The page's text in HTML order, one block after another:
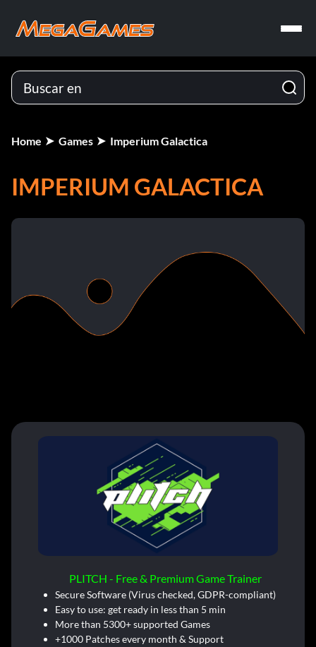
Home Games Imperium Galactica
IMPERIUM GALACTICA
PLITCH - Free & Premium Game Trainer
Secure Software (Virus checked, GDPR-compliant)
Easy to use: get ready in less than 5 min
More than 5300+ supported Games
+1000 Patches every month & Support